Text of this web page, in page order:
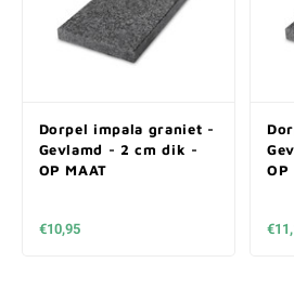
Dorpel impala graniet -
Gevlamd - 2 cm dik -
OP MAAT
€10,95
OP